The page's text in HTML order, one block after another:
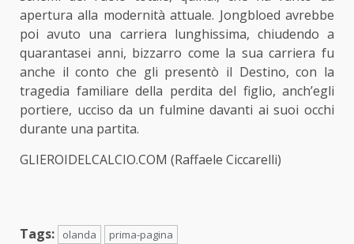
apertura alla modernità attuale. Jongbloed avrebbe
poi avuto una carriera lunghissima, chiudendo a
quarantasei anni, bizzarro come la sua carriera fu
anche il conto che gli presentò il Destino, con la
tragedia familiare della perdita del figlio, anch’egli
portiere, ucciso da un fulmine davanti ai suoi occhi
durante una partita.
GLIEROIDELCALCIO.COM (Raffaele Ciccarelli)
Tags: olanda prima-pagina